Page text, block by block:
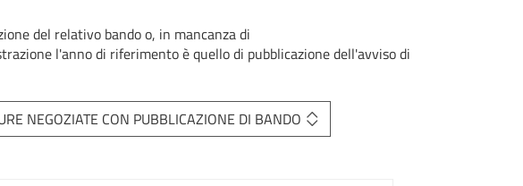
del relativo bando o, in mancanza di
l'anno di riferimento è quello di pubblicazione dell'avviso di
NEGOZIATE CON PUBBLICAZIONE DI BANDO